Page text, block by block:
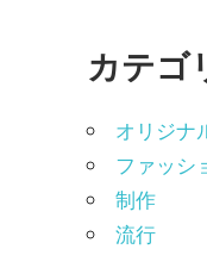
カテゴ
オリジナ
ファッシ
制作
流行